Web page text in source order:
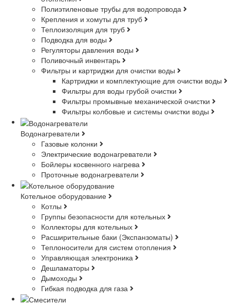
Полиэтиленовые трубы для водопровода
Крепления и хомуты для труб
Теплоизоляция для труб
Подводка для воды
Регуляторы давления воды
Поливочный инвентарь
Фильтры и картриджи для очистки воды
Картриджи и комплектующие для очистки воды
Фильтры для воды грубой очистки
Фильтры промывные механической очистки
Фильтры колбовые и системы очистки воды
Водонагреватели
Газовые колонки
Электрические водонагреватели
Бойлеры косвенного нагрева
Проточные водонагреватели
Котельное оборудование
Котлы
Группы безопасности для котельных
Коллекторы для котельных
Расширительные баки (Экспанзоматы)
Теплоносители для систем отопления
Управляющая электроника
Дешламаторы
Дымоходы
Гибкая подводка для газа